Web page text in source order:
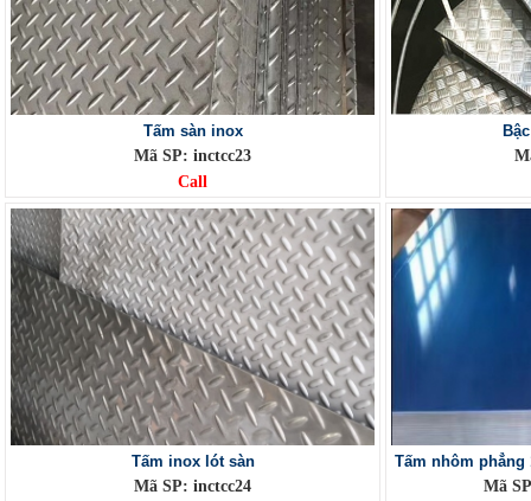
Tấm sàn inox
Mã SP: inctcc23
Call
Tấm inox lót sàn
Mã SP: inctcc24
Tấm nhôm phẳng
Mã